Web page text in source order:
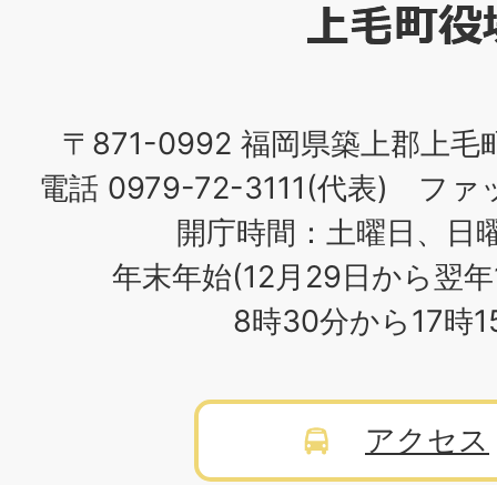
〒871-0992 福岡県築上郡上毛
電話 0979-72-3111(代表) ファ
開庁時間：土曜日、日
年末年始(12月29日から翌
8時30分から17時
アクセス